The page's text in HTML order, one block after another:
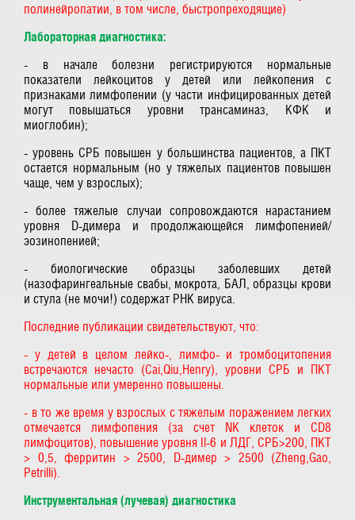
полинейропатии, в том числе, быстропреходящие)
Лабораторная диагностика:
- в начале болезни регистрируются нормальные
показатели лейкоцитов у детей или лейкопения с
признаками лимфопении (у части инфицированных детей
могут повышаться уровни трансаминаз, КФК и
миоглобин);
- уровень СРБ повышен у большинства пациентов, а ПКТ
остается нормальным (но у тяжелых пациентов повышен
чаще, чем у взрослых);
- более тяжелые случаи сопровождаются нарастанием
уровня D-димера и продолжающейся лимфопенией/
эозинопенией;
- биологические образцы заболевших детей
(назофарингеальные свабы, мокрота, БАЛ, образцы крови
и стула (не мочи!) содержат РНК вируса.
Последние публикации свидетельствуют, что:
- у детей в целом лейко-, лимфо- и тромбоцитопения
встречаются нечасто (Cai,Qiu,Henry), уровни СРБ и ПКТ
нормальные или умеренно повышены.
- в то же время у взрослых с тяжелым поражением легких
отмечается лимфопения (за счет NK клеток и CD8
лимфоцитов), повышение уровня Il-6 и ЛДГ, СРБ>200, ПКТ
> 0,5, ферритин > 2500, D-димер > 2500 (Zheng,Gao,
Petrilli).
Инструментальная (лучевая) диагностика